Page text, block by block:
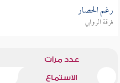
رغم الحصار
فرقة الروابي
عدد مرات
الاستماع